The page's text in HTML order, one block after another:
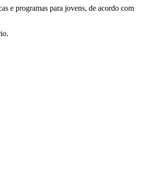
e programas para jovens, de acordo com